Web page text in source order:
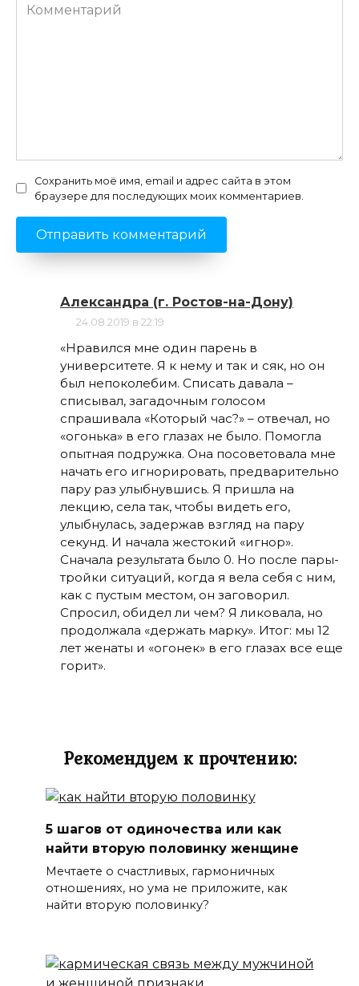
Комментарий
Сохранить моё имя, email и адрес сайта в этом
браузере для последующих моих комментариев.
Александра (г. Ростов-на-Дону)
24.08.2019 в 22:19
«Нравился мне один парень в
университете. Я к нему и так и сяк, но он
был непоколебим. Списать давала –
списывал, загадочным голосом
спрашивала «Который час?» – отвечал, но
«огонька» в его глазах не было. Помогла
опытная подружка. Она посоветовала мне
начать его игнорировать, предварительно
пару раз улыбнувшись. Я пришла на
лекцию, села так, чтобы видеть его,
улыбнулась, задержав взгляд на пару
секунд. И начала жестокий «игнор».
Сначала результата было 0. Но после пары-
тройки ситуаций, когда я вела себя с ним,
как с пустым местом, он заговорил.
Спросил, обидел ли чем? Я ликовала, но
продолжала «держать марку». Итог: мы 12
лет женаты и «огонек» в его глазах все еще
горит».
Рекомендуем к прочтению:
5 шагов от одиночества или как
найти вторую половинку женщине
Мечтаете о счастливых, гармоничных
отношениях, но ума не приложите, как
найти вторую половинку?